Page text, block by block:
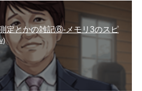
定とかの雑記⑥-メモリ3のスピ